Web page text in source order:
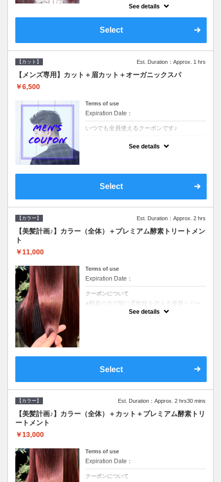
ら修復し美髪へと導く最新4stepトリートメ
ント☆内側からしっかり修復したい方に♪
See details
Select
【カット】 Est. Duration：Approx. 1 hrs
【メンズ専用】カット＋眉カット＋オーガニックスパ
￥6,500
Terms of use
Expiration Date：
いつでも全員使えるクーポンです♪
気軽なスパです☆
See details
Select
【カラー】 Est. Duration：Approx. 2 hrs
【美髪計画♪】カラー（全体）＋プレミアム酵素トリートメン
ト
￥11,000
Terms of use
Expiration Date：
クーポンについて
●酵素の力で髪に柔軟性を与える最新トリー
トメント●ＳＢ込●長さ料金あり《こちらのク
ーポンご利用のお客様のみ》オリジナル酵素
See details
Select
【カラー】 Est. Duration：Approx. 2 hrs30 mins
【美髪計画♪】カラー（全体）＋カット＋プレミアム酵素トリ
ートメント
￥13,000
Terms of use
Expiration Date：
クーポンについて